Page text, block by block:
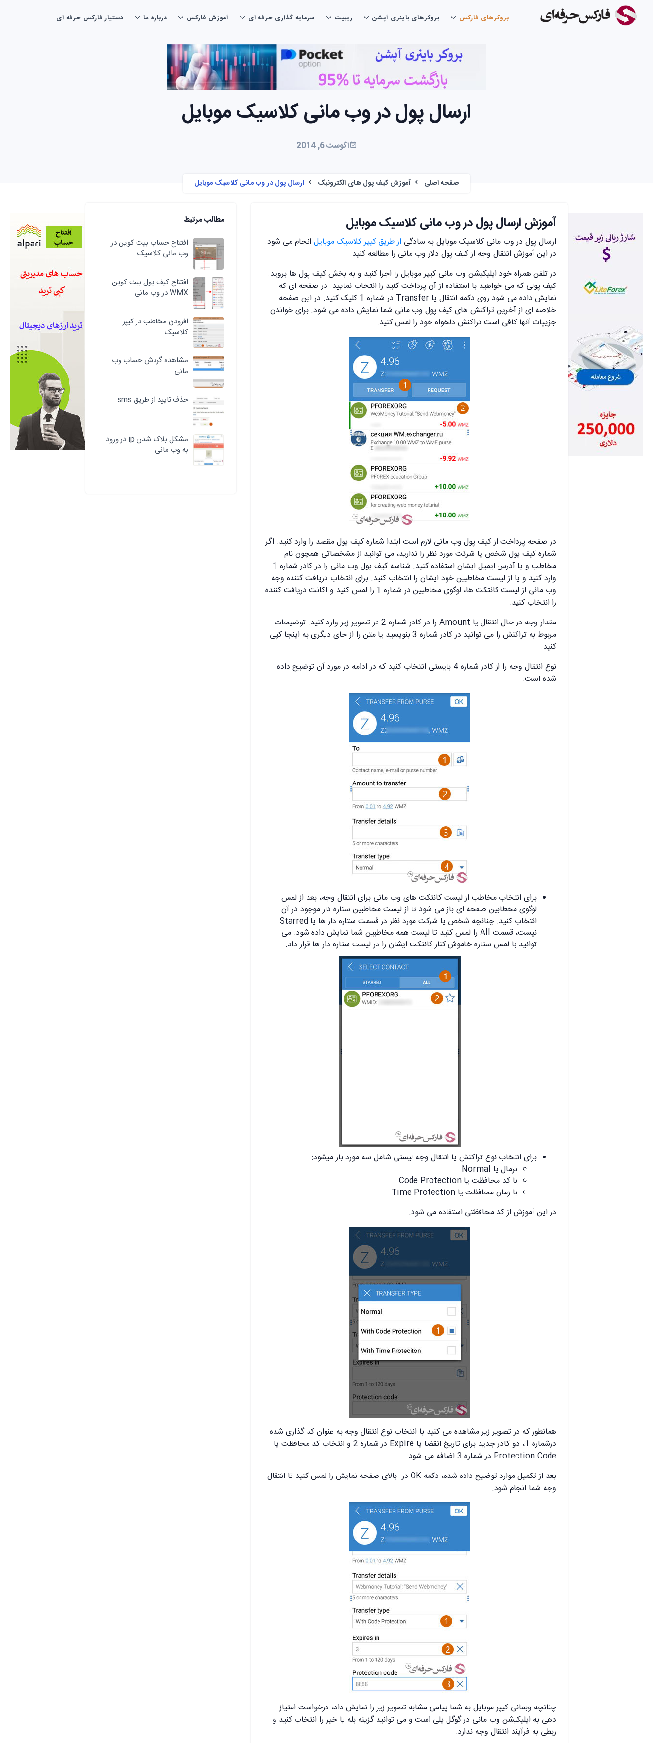
بروکرهای فارکس بروکرهای باینری آپشن ریبیت سرمایه گذاری حرفه ای آموزش فارکس درباره ما دستیار فارکس حرفه ای
ارسال پول در وب مانی کلاسیک موبایل
آگوست 6, 2014
صفحه اصلی آموزش کیف پول های الکترونیک ارسال پول در وب مانی کلاسیک موبایل
آموزش ارسال پول در وب مانی کلاسیک موبایل
ارسال پول در وب مانی کلاسیک موبایل به سادگی از طریق کیپر کلاسیک موبایل انجام می شود.
در این آموزش انتقال وجه از کیف پول دلار وب مانی را مطالعه کنید.
در تلفن همراه خود اپلیکیشن وب مانی کیپر موبایل را اجرا کنید و به بخش کیف پول ها بروید.
کیف پولی که می خواهید با استفاده از آن پرداخت کنید را انتخاب نمایید. در صفحه ای که
نمایش داده می شود روی دکمه انتقال یا Transfer در شماره 1 کلیک کنید. در این صفحه
خلاصه ای از آخرین تراکنش های کیف پول وب مانی شما نمایش داده می شود. برای خواندن
جزییات آنها کافی است تراکنش دلخواه خود را لمس کنید.
در صفحه پرداخت از کیف پول وب مانی لازم است ابتدا شماره کیف پول مقصد را وارد کنید. اگر
شماره کیف پول شخص یا شرکت مورد نظر را ندارید، می توانید از مشخصاتی همچون نام
مخاطب و یا آدرس ایمیل ایشان استفاده کنید. شناسه کیف پول وب مانی را در کادر شماره 1
وارد کنید و یا از لیست مخاطبین خود ایشان را انتخاب کنید. برای انتخاب دریافت کننده وجه
وب مانی از لیست کانتکت ها، لوگوی مخاطبین در شماره 1 را لمس کنید و اکانت دریافت کننده
را انتخاب کنید.
مقدار وجه در حال انتقال یا Amount را در کادر شماره 2 در تصویر زیر وارد کنید. توضیحات
مربوط به تراکنش را می توانید در کادر شماره 3 بنویسید یا متن را از جای دیگری به اینجا کپی
کنید.
نوع انتقال وجه را از کادر شماره 4 بایستی انتخاب کنید که در ادامه در مورد آن توضیح داده
شده است.
برای انتخاب مخاطب از لیست کانتکت های وب مانی برای انتقال وجه، بعد از لمس
لوگوی مخطابین صفحه ای باز می شود تا از لیست مخاطبین ستاره دار موجود در آن
انتخاب کنید. چنانچه شخص یا شرکت مورد نظر در قسمت ستاره دار ها یا Starred
نیست، قسمت All را لمس کنید تا لیست همه مخاطبین شما نمایش داده شود. می
توانید با لمس ستاره خاموش کنار کانتکت ایشان را در لیست ستاره دار ها قرار داد.
برای انتخاب نوع تراکنش یا انتقال وجه لیستی شامل سه مورد باز میشود:
نرمال یا Normal
با کد محافظت یا Code Protection
با زمان محافظت یا Time Protection
در این آموزش از کد محافظتی استفاده می شود.
همانطور که در تصویر زیر مشاهده می کنید با انتخاب نوع انتقال وجه به عنوان کد گذاری شده
درشماره 1، دو کادر جدید برای تاریخ انقضا یا Expire در شماره 2 و انتخاب کد محافظت یا
Protection Code در شماره 3 اضافه می شود.
بعد از تکمیل موارد توضیح داده شده، دکمه OK در بالای صفحه نمایش را لمس کنید تا انتقال
وجه شما انجام شود.
چنانچه وبمانی کیپر موبایل به شما پیامی مشابه تصویر زیر را نمایش داد، درخواست امتیاز
دهی به اپلیکیشن وب مانی در گوگل پلی است و می توانید گزینه بله یا خیر را انتخاب کنید و
ربطی به فرآیند انتقال وجه ندارد.
مطالب مرتبط
افتتاح حساب بیت کوین در
وب مانی کلاسیک
افتتاح کیف پول بیت کوین
WMX در وب مانی
افزودن مخاطب در کیپر
کلاسیک
مشاهده گردش حساب وب
مانی
حذف تایید از طریق sms
مشکل بلاک شدن ip در ورود
به وب مانی